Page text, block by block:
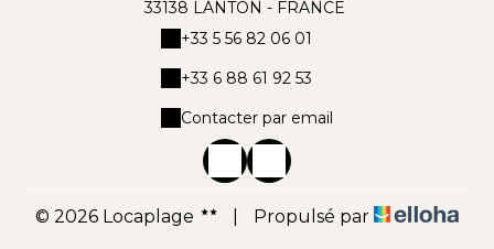
33138 LANTON - FRANCE
+33 5 56 82 06 01
+33 6 88 61 92 53
Contacter par email
© 2026 Locaplage Propulsé par